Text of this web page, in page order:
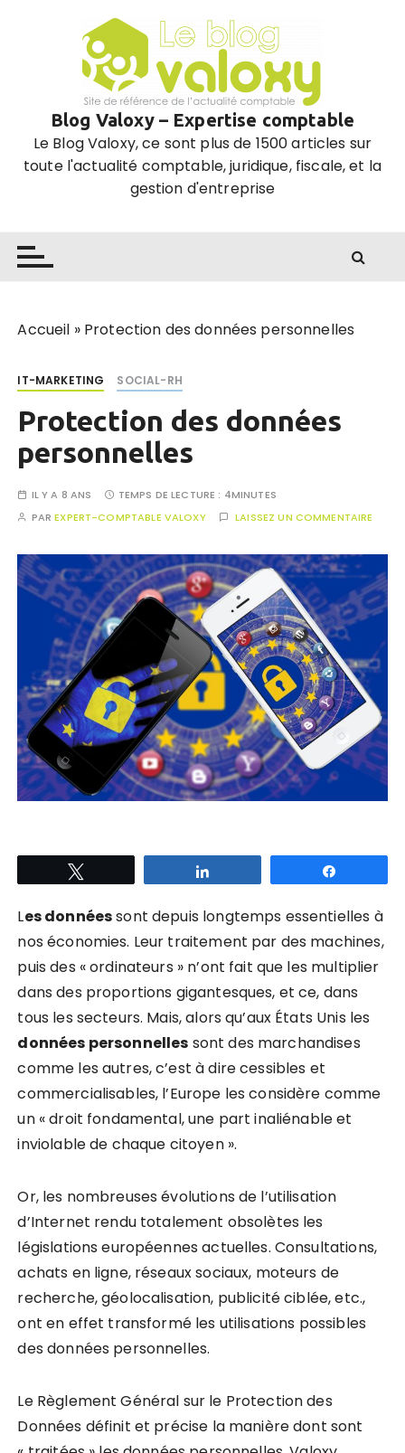
Blog Valoxy – Expertise comptable
Le Blog Valoxy, ce sont plus de 1500 articles sur
toute l'actualité comptable, juridique, fiscale, et la
gestion d'entreprise
Accueil » Protection des données personnelles
IT-MARKETING SOCIAL-RH
Protection des données
personnelles
IL Y A 8 ANS TEMPS DE LECTURE : 4MINUTES
PAREXPERT-COMPTABLE VALOXY LAISSEZ UN COMMENTAIRE
Les donnéessont depuis longtemps essentielles à
nos économies. Leur traitement par des machines,
puis des « ordinateurs » n’ont fait que les multiplier
dans des proportions gigantesques, et ce, dans
tous les secteurs. Mais, alors qu’aux États Unis les
données personnelles sont des marchandises
comme les autres, c’est à dire cessibles et
commercialisables, l’Europe les considère comme
un « droit fondamental, une part inaliénable et
inviolable de chaque citoyen ».
Or, les nombreuses évolutions de l’utilisation
d’Internet rendu totalement obsolètes les
législations européennes actuelles. Consultations,
achats en ligne, réseaux sociaux, moteurs de
recherche, géolocalisation, publicité ciblée, etc.,
ont en effet transformé les utilisations possibles
des données personnelles.
Le Règlement Général sur le Protection des
Données définit et précise la manière dont sont